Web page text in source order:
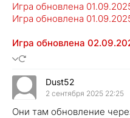
Игра обновлена
Игра обновлена
Игра обновлена
Dust52
2 сентября 2025 22:25
Они там обновление